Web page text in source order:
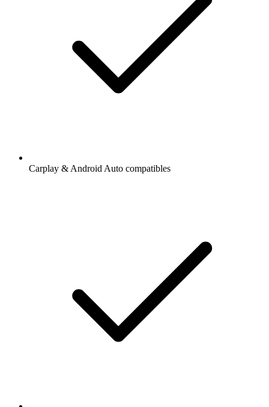
Carplay & Android Auto compatibles